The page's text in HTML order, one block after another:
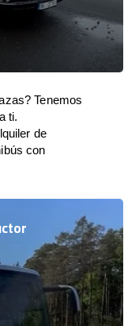
Tenemos
ti.
de
con